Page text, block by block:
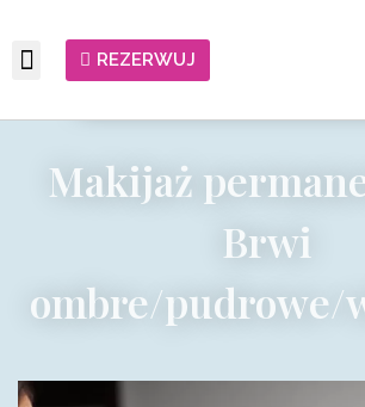
REZERWUJ
Makijaż
Brwi
ombre/pudrowe/